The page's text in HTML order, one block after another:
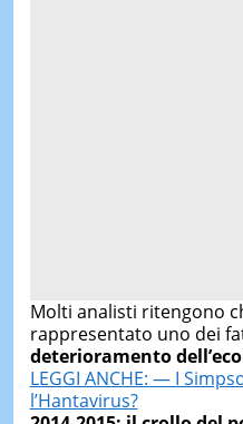
Molti analisti ritengono
rappresentato uno dei
deterioramento
LEGGI ANCHE: — I
l’Hantavirus?